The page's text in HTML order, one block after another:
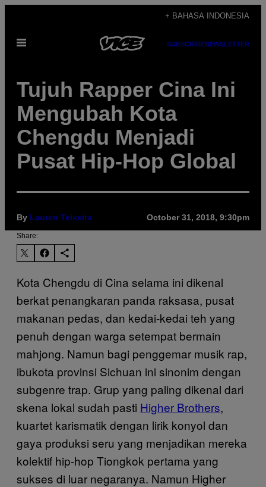
content
+ BAHASA INDONESIA
Open
SUBSCRIBENEWSLETTER
Tujuh Rapper Cina Ini
Mengubah Kota
Chengdu Menjadi
Pusat Hip-Hop Global
By Lauren Teixeira October 31, 2018, 9:30pm
Share:
Kota Chengdu di Cina selama ini dikenal
berkat penangkaran panda raksasa, pusat
makanan pedas, dan kedai-kedai teh yang
penuh dengan warga setempat bermain
mahjong. Namun bagi penggemar musik rap,
ibukota provinsi Sichuan ini sinonim dengan
subgenre trap. Grup yang paling dikenal dari
skena lokal sudah pasti Higher Brothers,
kuartet karismatik dengan lirik konyol dan
gaya produksi seru yang menjadikan mereka
kolektif hip-hop Tiongkok pertama yang
sukses di luar negaranya. Namun Higher